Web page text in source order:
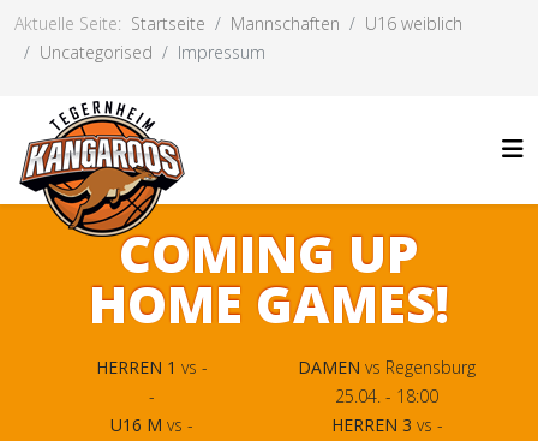
Aktuelle Seite: Startseite Mannschaften
U16 weiblich
Uncategorised
Impressum
COMING UP
HOME GAMES!
HERREN 1 vs -
-
DAMEN vs Regensburg
25.04. - 18:00
U16 M vs -
HERREN 3 vs -